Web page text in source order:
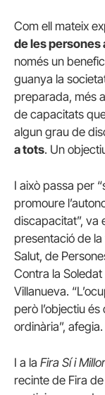
Com ell mateix
de les persones
només un
guanya la
preparada, més
de capacitats
algun grau de
a tots. Un
I això passa per
promoure
discapacitat”, va
presentació de la
Salut, de
Contra la
Villanueva.
però l’objectiu
ordinària”, afegia.
I a la Fira Sí i Millor
recinte de Fira